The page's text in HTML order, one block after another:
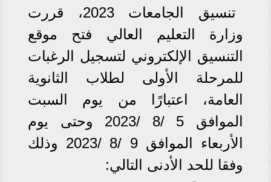
تنسيق الجامعات 2023، قررت
وزارة التعليم العالي فتح موقع
التنسيق الإلكتروني لتسجيل الرغبات
للمرحلة الأولى لطلاب الثانوية
العامة، اعتبارًا من يوم السبت
الموافق 5 /8 /2023 وحتى يوم
الأربعاء الموافق 9 /8 /2023 وذلك
وفقا للحد الأدنى التالي: